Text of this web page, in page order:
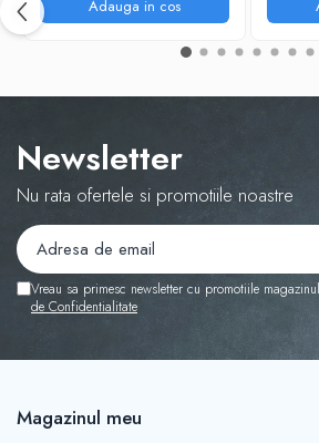
Adauga in cos
Newsletter
Nu rata ofertele si promotiile noastre
Vreau sa primesc newsletter cu promotiile
de Confidentialitate
Magazinul meu